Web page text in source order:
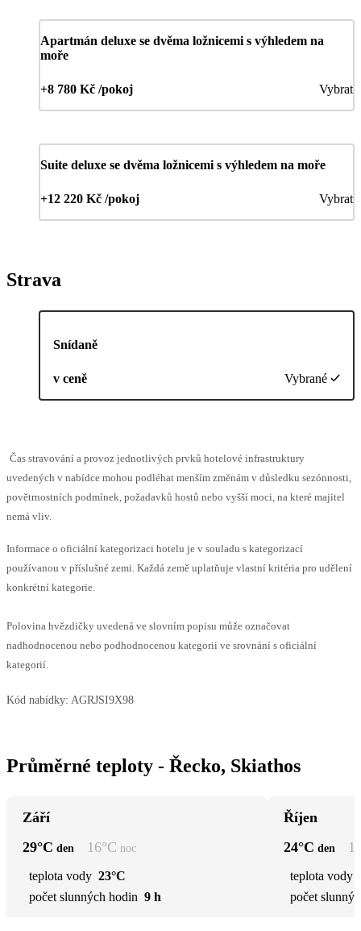
Apartmán deluxe se dvěma ložnicemi s výhledem na
moře
+8 780 Kč /pokoj Vybrat
Suite deluxe se dvěma ložnicemi s výhledem na moře
+12 220 Kč /pokoj Vybrat
Strava
Snídaně
v ceně Vybrané
Čas stravování a provoz jednotlivých prvků hotelové infrastruktury
uvedených v nabídce mohou podléhat menším změnám v důsledku sezónnosti,
povětrnostních podmínek, požadavků hostů nebo vyšší moci, na které majitel
nemá vliv.
Informace o oficiální kategorizaci hotelu je v souladu s kategorizací
používanou v příslušné zemi. Každá země uplatňuje vlastní kritéria pro udělení
konkrétní kategorie.
Polovina hvězdičky uvedená ve slovním popisu může označovat
nadhodnocenou nebo podhodnocenou kategorii ve srovnání s oficiální
kategorií.
Kód nabídky: AGRJSI9X98
Průměrné teploty - Řecko, Skiathos
Září
29°C den 16°C noc
teplota vody 23°C
počet slunných hodin 9 h
Říjen
24°C den
teplota vody
počet